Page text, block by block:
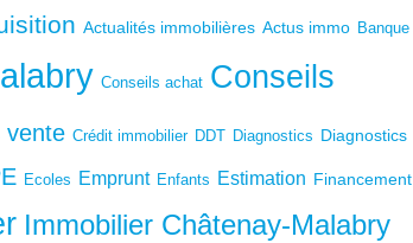
Actualités immobilières Actus immo Banque
Conseils achat Conseils
vente Crédit immobilier DDT Diagnostics Diagnostics
Ecoles Emprunt Enfants Estimation Financement
Immobilier Châtenay-Malabry